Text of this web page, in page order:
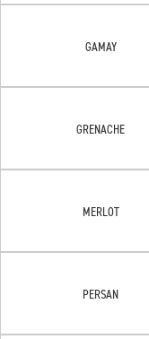
GAMAY
GRENACHE
MERLOT
PERSAN